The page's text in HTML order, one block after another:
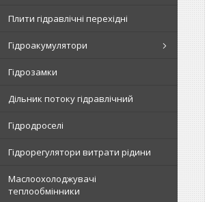
Плити гідравлічні перехідні
Гідроакумулятори
Гідрозамки
Дільник потоку гідравлічний
Гідродроселі
Гідрорегулятори витрати рідини
Маслоохолоджувачі
теплообмінники